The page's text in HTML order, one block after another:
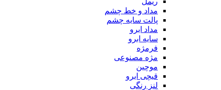
مداد و خط چشم
پالت سایه چشم
مداد ابرو
سایه ابرو
فرمژه
مژه مصنوعی
موچین
قیچی ابرو
لنز رنگی